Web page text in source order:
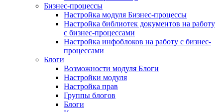
Бизнес-процессы
Настройка модуля Бизнес-процессы
Настройка библиотек документов на работу
с бизнес-процессами
Настройка инфоблоков на работу с бизнес-
процессами
Блоги
Возможности модуля Блоги
Настройки модуля
Настройка прав
Группы блогов
Блоги